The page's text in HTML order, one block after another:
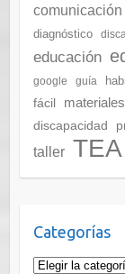
comunicación
diagnóstico
educación
google
guía
fácil
materiales
discapacidad
taller TEA
Categorías
Categorías